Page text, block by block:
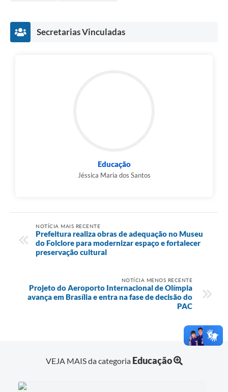
Secretarias Vinculadas
Educação
Jéssica Maria dos Santos
NOTÍCIA MAIS RECENTE
Prefeitura realiza obras de adequação no Museu
do Folclore para modernizar espaço e fortalecer
preservação cultural
NOTÍCIA MENOS RECENTE
Projeto do Aeroporto Internacional de Olímpia
avança em Brasília e entra na fase de decisão do
PAC
VEJA MAIS da categoria Educação